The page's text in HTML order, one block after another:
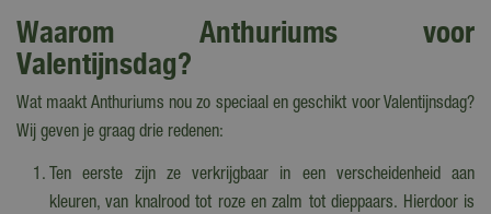
Waarom Anthuriums voor
Valentijnsdag?
Wat maakt Anthuriums nou zo speciaal en geschikt voor Valentijnsdag?
Wij geven je graag drie redenen:
Ten eerste zijn ze verkrijgbaar in een verscheidenheid aan
kleuren, van knalrood tot roze en zalm tot dieppaars. Hierdoor is